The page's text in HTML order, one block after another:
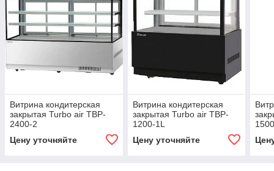
Витрина кондитерская
закрытая Turbo air TBP-
2400-2
Цену уточняйте
Витрина кондитерская
закрытая Turbo air TBP-
1200-1L
Цену уточняйте